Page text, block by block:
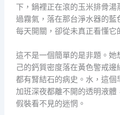
下，鍋裡正在滾的玉米排骨湯
過霧氣，落在那台淨水器的
每天開關，卻從未真正看懂它
這不是一個簡單的是非題。她
己的鈣質密度落在黃色警戒
都有腎結石的病史。水，這個
加班深夜都離不開的透明液體
假裝看不見的迷惘。